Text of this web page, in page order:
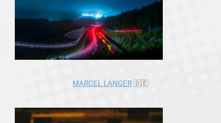
MARCEL LANGER 🇩🇪